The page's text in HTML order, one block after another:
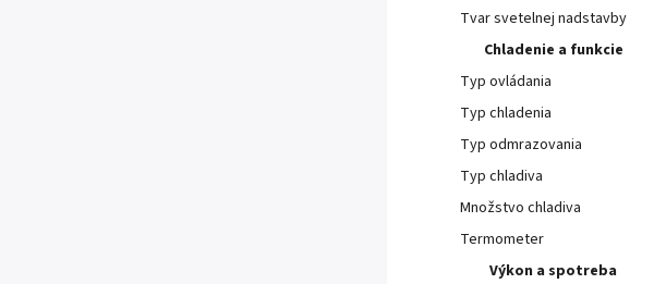
Tvar svetelnej nadstavby
Chladenie a funkcie
Typ ovládania
Typ chladenia
Typ odmrazovania
Typ chladiva
Množstvo chladiva
Termometer
Výkon a spotreba